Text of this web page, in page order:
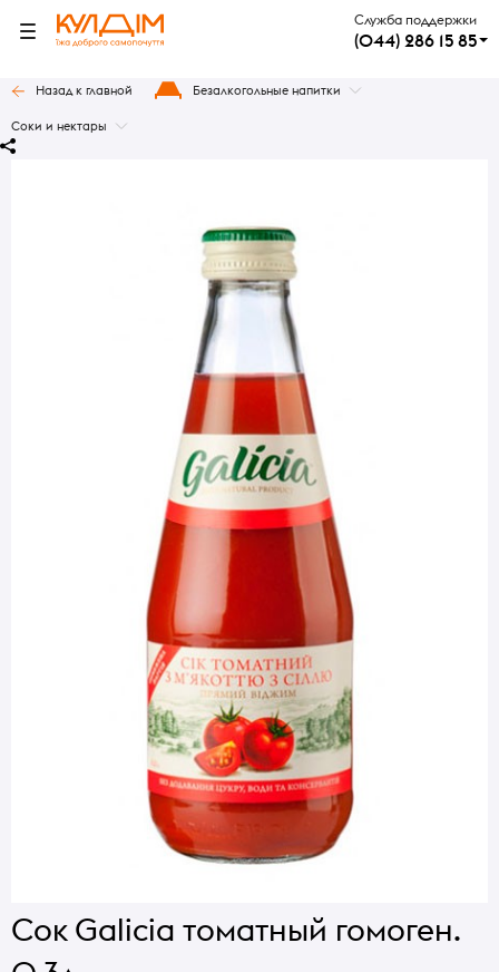
Служба поддержки
(044) 286 15 85
Назад к главной Безалкогольные напитки
Соки и нектары
Сок Galicia томатный гомоген.